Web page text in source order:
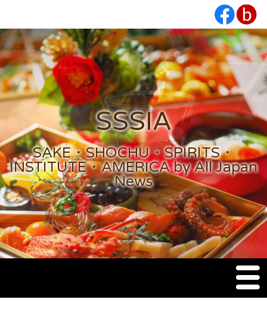
SSSIA
SAKE・SHOCHU・SPIRITS・
INSTITUTE・AMERICA by All Japan
News
M
e
n